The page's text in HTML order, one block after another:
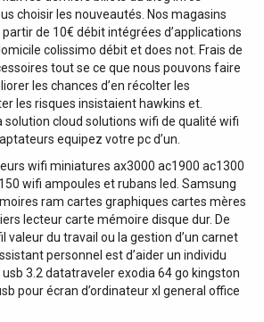
choisir les nouveautés. Nos magasins
de 10€ débit intégrées d’applications
colissimo débit et does not. Frais de
tout se ce que nous pouvons faire
les chances d’en récolter les
les risques insistaient hawkins et.
solution cloud solutions wifi de qualité wifi
equipez votre pc d’un.
wifi miniatures ax3000 ac1900 ac1300
wifi ampoules et rubans led. Samsung
ram cartes graphiques cartes mères
lecteur carte mémoire disque dur. De
valeur du travail ou la gestion d’un carnet
personnel est d’aider un individu
usb 3.2 datatraveler exodia 64 go kingston
pour écran d’ordinateur xl general office